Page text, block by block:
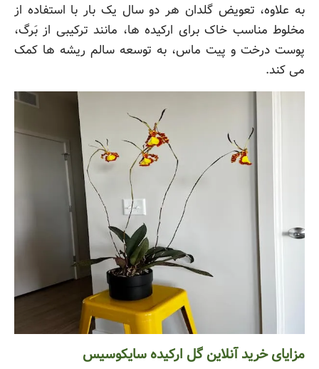
به علاوه، تعویض گلدان هر دو سال یک بار با استفاده از
مخلوط مناسب خاک برای ارکیده ها، مانند ترکیبی از بَرگ،
پوست درخت و پیت ماس، به توسعه سالم ریشه ها کمک
می کند.
مزایای خرید آنلاین گل ارکیده سایکوسیس